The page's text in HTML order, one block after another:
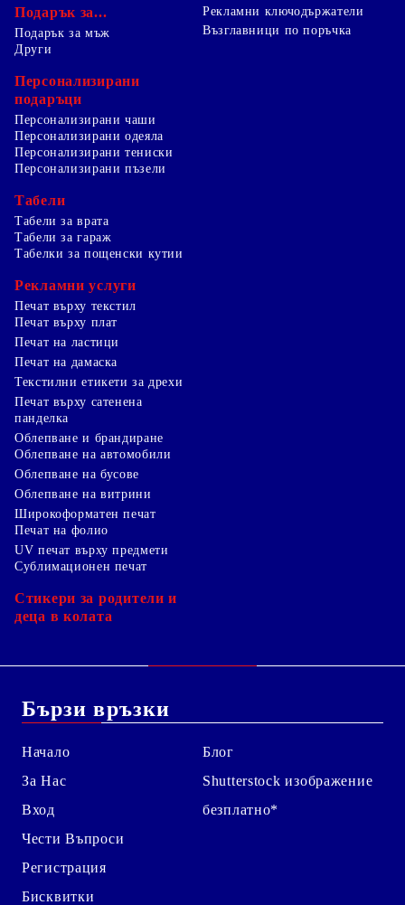
Подарък за...
Подарък за мъж
Рекламни ключодържатели
Възглавници по поръчка
Други
Персонализирани
подаръци
Персонализирани чаши
Персонализирани одеяла
Персонализирани тениски
Персонализирани пъзели
Табели
Табели за врата
Табели за гараж
Табелки за пощенски кутии
Рекламни услуги
Печат върху текстил
Печат върху плат
Печат на ластици
Печат на дамаска
Текстилни етикети за дрехи
Печат върху сатенена
панделка
Облепване и брандиране
Облепване на автомобили
Облепване на бусове
Облепване на витрини
Широкоформатен печат
Печат на фолио
UV печат върху предмети
Сублимационен печат
Стикери за родители и
деца в колата
Бързи връзки
Начало
За Нас
Вход
Чести Въпроси
Регистрация
Бисквитки
Блог
Shutterstock изображение
безплатно*